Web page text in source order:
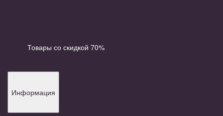
Товары со скидкой 70%
Информация